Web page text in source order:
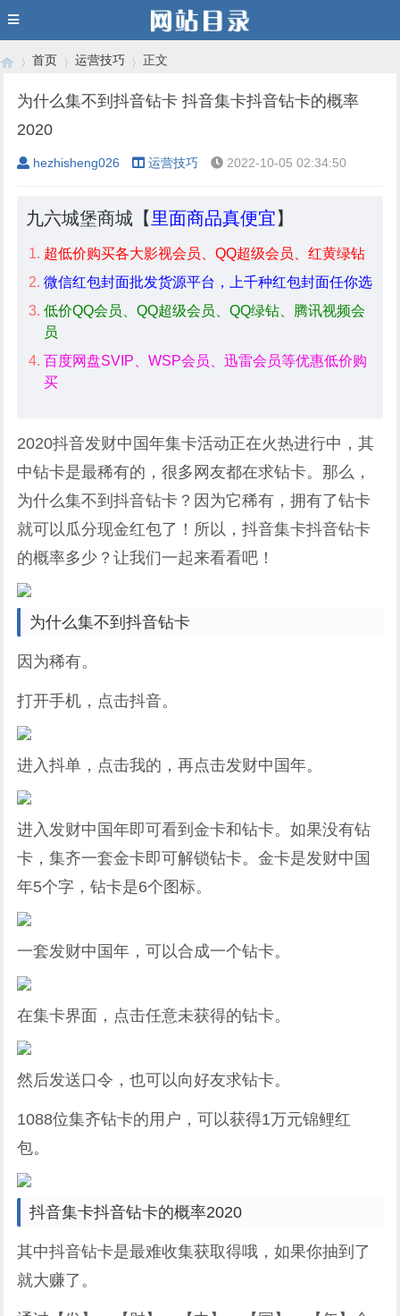
›
首页 运营技巧 正文
为什么集不到抖音钻卡 抖音集卡抖音钻卡的概率
2020
hezhisheng026 运营技巧 2022-10-05 02:34:50
九六城堡商城【 里面商品真便宜】
超低价购买各大影视会员、QQ超级会员、红黄绿钻
微信红包封面批发货源平台，上千种红包封面任你选
低价QQ会员、QQ超级会员、QQ绿钻、腾讯视频会
员
百度网盘SVIP、WSP会员、迅雷会员等优惠低价购
买
2020抖音发财中国年集卡活动正在火热进行中，其
中钻卡是最稀有的，很多网友都在求钻卡。那么，
为什么集不到抖音钻卡？因为它稀有，拥有了钻卡
就可以瓜分现金红包了！所以，抖音集卡抖音钻卡
的概率多少？让我们一起来看看吧！
为什么集不到抖音钻卡
因为稀有。
打开手机，点击抖音。
进入抖单，点击我的，再点击发财中国年。
进入发财中国年即可看到金卡和钻卡。如果没有钻
卡，集齐一套金卡即可解锁钻卡。金卡是发财中国
年5个字，钻卡是6个图标。
一套发财中国年，可以合成一个钻卡。
在集卡界面，点击任意未获得的钻卡。
然后发送口令，也可以向好友求钻卡。
1088位集齐钻卡的用户，可以获得1万元锦鲤红
包。
抖音集卡抖音钻卡的概率2020
其中抖音钻卡是最难收集获取得哦，如果你抽到了
就大赚了。